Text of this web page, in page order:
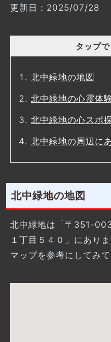
更新日：2025/07/28
タップ
北中緑地の地図
北中緑地の心霊体
北中緑地の心スポ
北中緑地の周辺に
北中緑地の地図
北中緑地は「〒351-
１丁目５４０」にあり
マップを参考にしてみて